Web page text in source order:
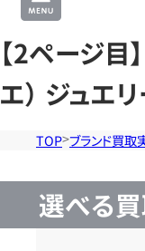
【2ページ目
エ） ジュエ
TOP ブランド買取
選べる